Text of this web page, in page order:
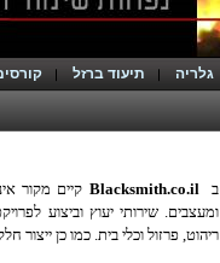
גלריה תיעוד ברזל
בBlacksmith.co.il קיים מקור
ומעצבים. שירותי יעוץ וביצוע
ריהוט, פרזול וכלי בית. כמו כן ייצור